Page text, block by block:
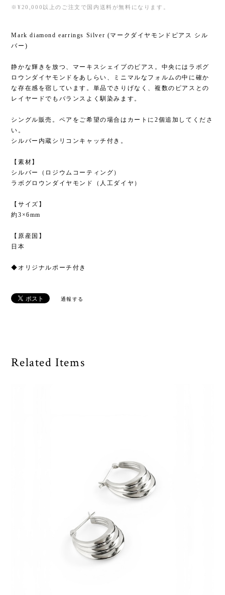
※¥20,000以上のご注文で国内送料が無料になります。
Mark diamond earrings Silver (マークダイヤモンドピアス シル
バー)
静かな輝きを放つ、マーキスシェイプのピアス。中央にはラボグ
ロウンダイヤモンドをあしらい、ミニマルなフォルムの中に確か
な存在感を宿しています。単品でさりげなく、複数のピアスとの
レイヤードでもバランスよく馴染みます。
シングル販売。ペアをご希望の場合はカートに2個追加してくださ
い。
シルバー内蔵シリコンキャッチ付き。
【素材】
シルバー（ロジウムコーティング）
ラボグロウンダイヤモンド（人工ダイヤ）
【サイズ】
約3×6mm
【原産国】
日本
◆オリジナルポーチ付き
通報する
Related Items